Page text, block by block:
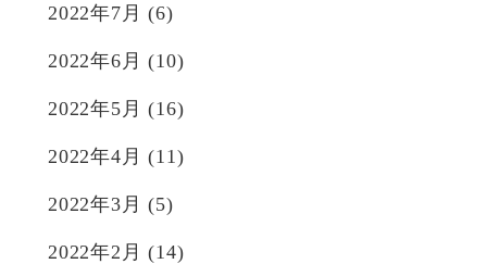
2022年7月 (6)
2022年6月 (10)
2022年5月 (16)
2022年4月 (11)
2022年3月 (5)
2022年2月 (14)